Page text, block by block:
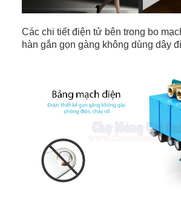
Các chi tiết điện tử bên trong bo
hàn gắn gọn gàng không dùng dây